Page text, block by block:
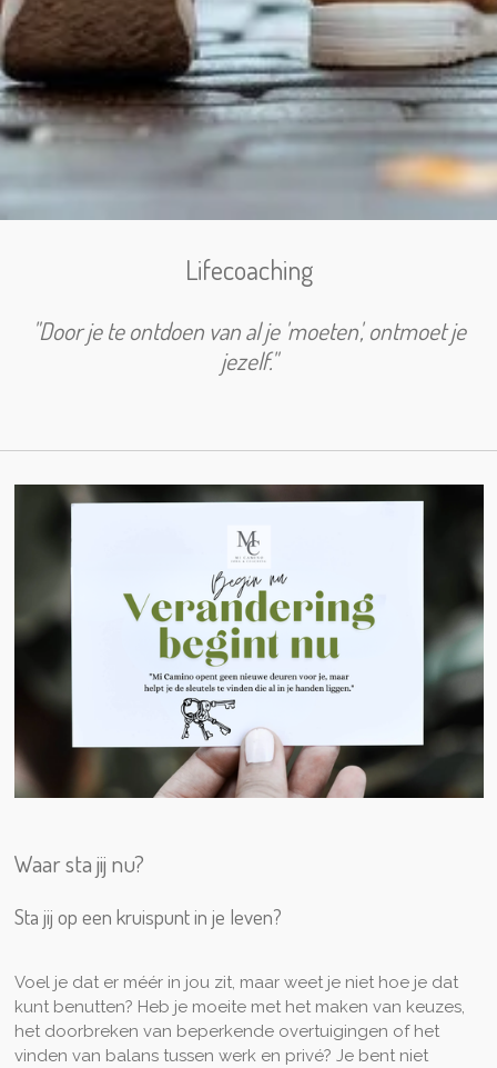
Lifecoaching
"Door je te ontdoen van al je 'moeten', ontmoet je
jezelf."
Waar sta jij nu?
Sta jij op een kruispunt in je leven?
Voel je dat er méér in jou zit, maar weet je niet hoe je dat
kunt benutten? Heb je moeite met het maken van keuzes,
het doorbreken van beperkende overtuigingen of het
vinden van balans tussen werk en privé? Je bent niet